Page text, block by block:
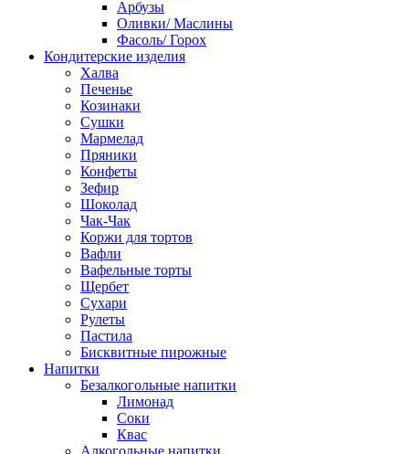
Арбузы
Оливки/ Маслины
Фасоль/ Горох
Кондитерские изделия
Халва
Печенье
Козинаки
Сушки
Мармелад
Пряники
Конфеты
Зефир
Шоколад
Чак-Чак
Коржи для тортов
Вафли
Вафельные торты
Щербет
Сухари
Рулеты
Пастила
Бисквитные пирожные
Напитки
Безалкогольные напитки
Лимонад
Соки
Квас
Алкогольные напитки